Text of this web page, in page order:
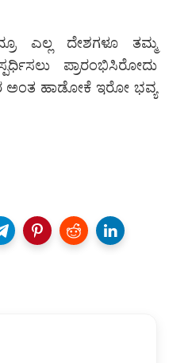
ಎಲ್ಲ ದೇಶಗಳೂ ತಮ್ಮ
ಪ್ರಾರಂಭಿಸಿರೋದು
ಅಂತ ಹಾಡೋಕೆ ಇರೋ ಭವ್ಯ